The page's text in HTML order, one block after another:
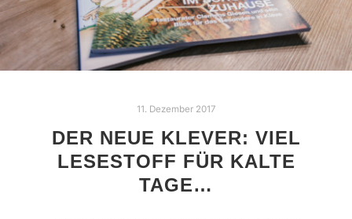
11. Dezember 2017
DER NEUE KLEVER: VIEL
LESESTOFF FÜR KALTE
TAGE…